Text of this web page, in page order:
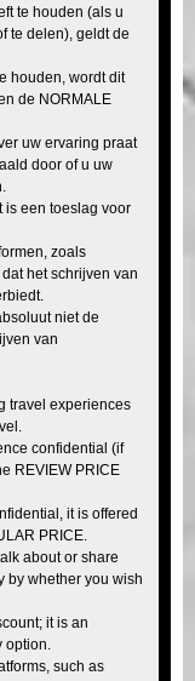
te houden (als u
te delen), geldt de
houden, wordt dit
de NORMALE
uw ervaring praat
door of u uw
is een toeslag voor
zoals
het schrijven van
niet de
van
travel experiences
confidential (if
REVIEW PRICE
it is offered
PRICE.
about or share
by whether you wish
it is an
such as